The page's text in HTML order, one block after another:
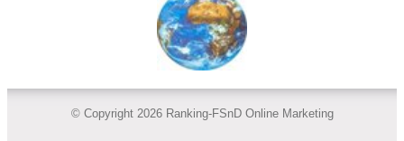
© Copyright 2026 Ranking-FSnD Online Marketing